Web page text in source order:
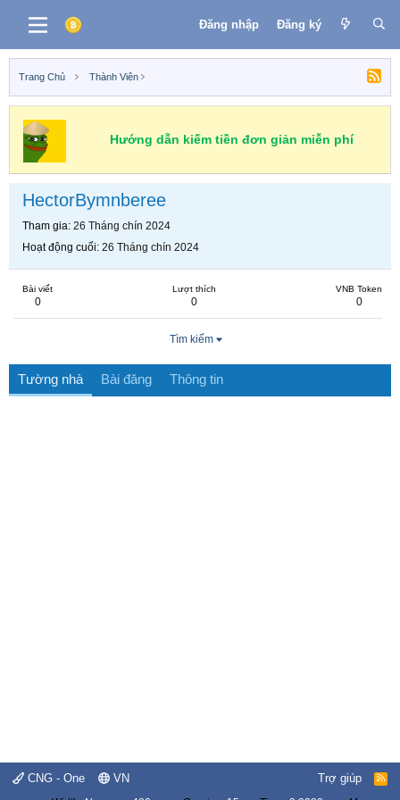
Đăng nhập Đăng ký
Trang Chủ Thành Viên
Hướng dẫn kiếm tiền đơn giản miễn phí
HectorBymnberee
Tham gia 26 Tháng chín 2024
Hoạt động cuối 26 Tháng chín 2024
Bài viết
0
Lượt thích
0
VNB Token
0
Tìm kiếm
Tường nhà Bài đăng Thông tin
CNG - One VN Trợ giúp
R